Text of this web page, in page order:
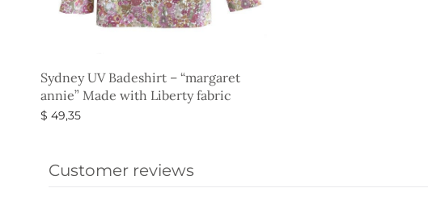
Sydney UV Badeshirt – “margaret
annie” Made with Liberty fabric
$ 49,35
Customer reviews